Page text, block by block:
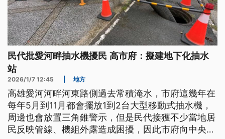
民代批愛河畔抽水機擾民 高市府：擬建地下化抽水
站
2026/1/7 12:45 地方
高雄愛河河畔河東路側過去常積淹水，市府這幾年在
每年5月到11月都會擺放1到2台大型移動式抽水機，
周邊也會放置三角錐警示，但是民代接獲不少當地居
民反映管線、機組外露造成困擾，因此市府向中央爭